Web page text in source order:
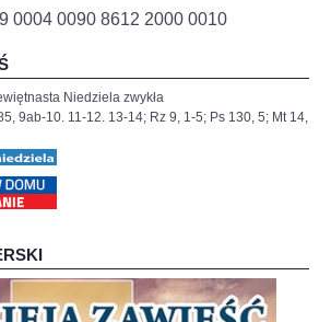
0004 0090 8612 2000 0010
Niedziela zwykła
9ab-10. 11-12. 13-14; Rz 9, 1-5; Ps 130, 5; Mt 14,